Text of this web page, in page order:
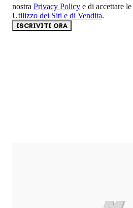
nostra Privacy Policy e di accettare le
Utilizzo dei Siti e di Vendita.
ISCRIVITI ORA